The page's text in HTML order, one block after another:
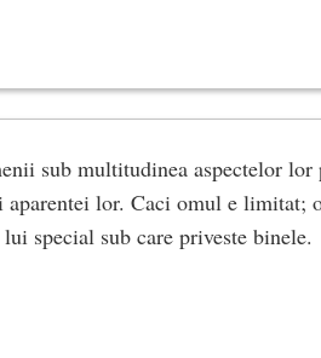
sub multitudinea aspectelor
lor. Caci omul e limitat;
special sub care priveste binele.